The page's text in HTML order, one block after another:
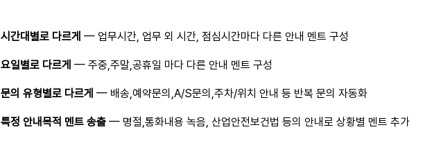
시간대별로 다르게 — 업무시간, 업무 외 시간, 점심시간마다 다른 안내 멘트 구성
요일별로 다르게 — 주중,주말,공휴일 마다 다른 안내 멘트 구성
문의 유형별로 다르게 — 배송,예약문의,A/S문의,주차/위치 안내 등 반복 문의 자동화
특정 안내목적 멘트 송출 — 명절,통화내용 녹음, 산업안전보건법 등의 안내로 상황별 멘트 추가